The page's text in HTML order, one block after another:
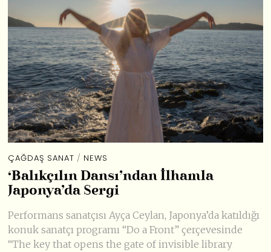
ÇAĞDAŞ SANAT / NEWS
‘Balıkçılın Dansı’ndan İlhamla
Japonya’da Sergi
Performans sanatçısı Ayça Ceylan, Japonya’da katıldığı
konuk sanatçı programı “Do a Front” çerçevesinde
“The key that opens the gate of invisible library